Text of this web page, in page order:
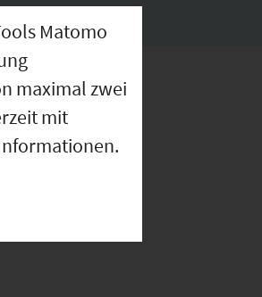
Matomo
maximal zwei
mit